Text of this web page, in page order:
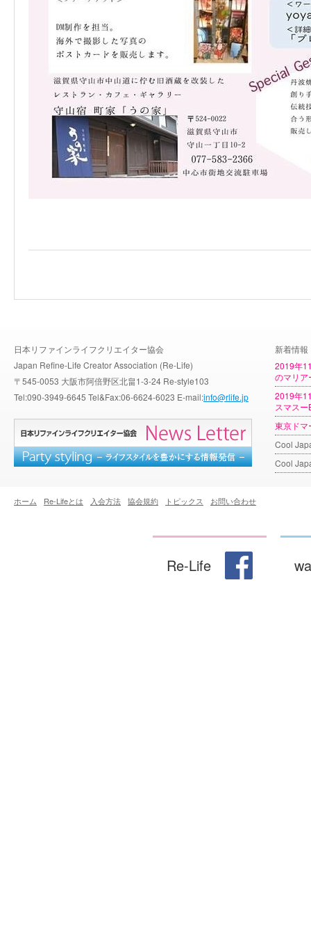
日本リファインライフクリエイター協会
Japan Refine-Life Creator Association (Re-Life)
〒545-0053 大阪市阿倍野区北畠1-3-24 Re-style103
Tel:090-3949-6645 Tel&Fax:06-6624-6023 E-mail:info@rlife.jp
新着情報
2019年
のマリア
2019年
スマス
東京ドマ
Cool
Cool
ホーム Re-Lifeとは 入会方法 協会規約 トピックス お問い合わせ
Re-Life